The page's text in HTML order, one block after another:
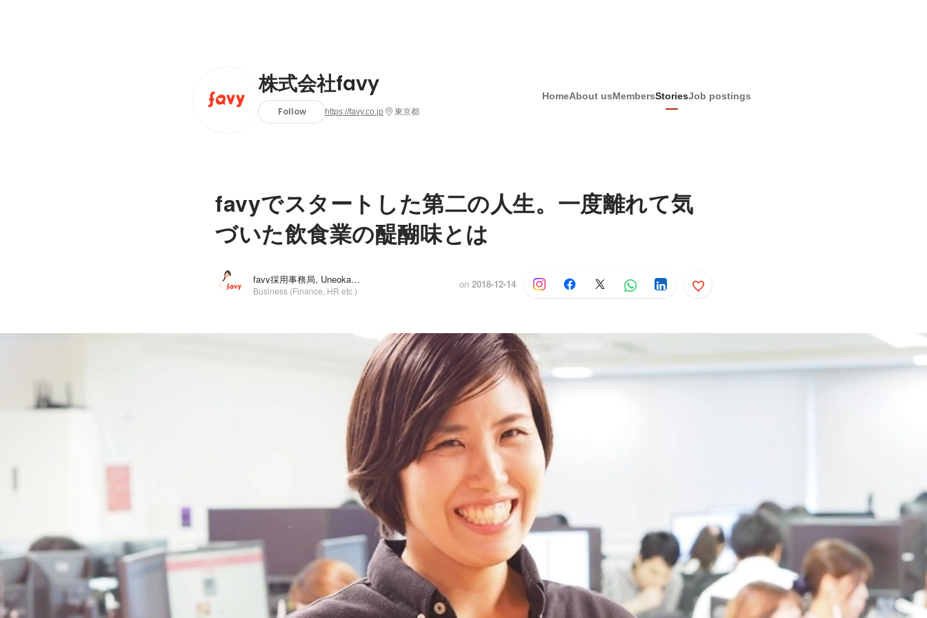
株式会社favy
Follow https://favy.co.jp 東京都
HomeAbout usMembersStoriesJob postings
favyでスタートした第二の人生。一度離れて気
づいた飲食業の醍醐味とは
favy採用事務局, Uneoka Rie
Business (Finance, HR etc.)
on 2018-12-14